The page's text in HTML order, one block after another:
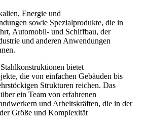
Energie und
sowie Spezialprodukte, die in
Automobil- und Schiffbau, der
und anderen Anwendungen
bietet
die von einfachen Gebäuden bis
Strukturen reichen. Das
ein Team von erfahrenen
und Arbeitskräften, die in der
Größe und Komplexität